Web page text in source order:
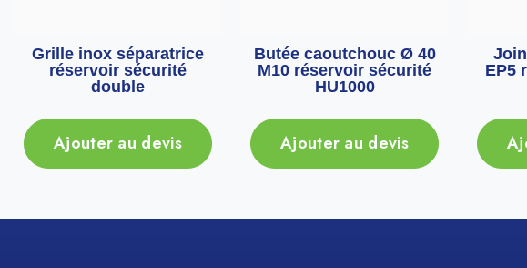
Grille inox séparatrice
réservoir sécurité
double
Ajouter au devis
Butée caoutchouc Ø 40
M10 réservoir sécurité
HU1000
Ajouter au devis
EP5